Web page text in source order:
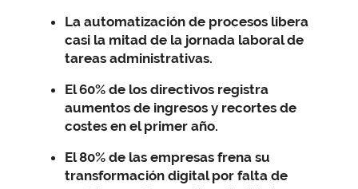
La automatización de procesos libera
casi la mitad de la jornada laboral de
tareas administrativas.
El 60% de los directivos registra
aumentos de ingresos y recortes de
costes en el primer año.
El 80% de las empresas frena su
transformación digital por falta de